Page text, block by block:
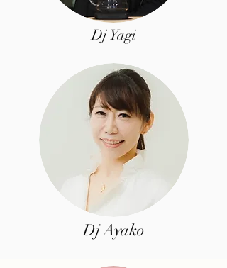
Dj Yagi
Dj Ayako